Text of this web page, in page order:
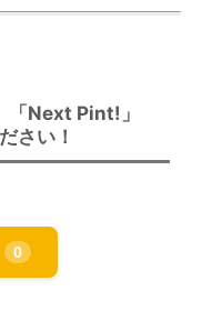
「Next Pint!」
さい！
0